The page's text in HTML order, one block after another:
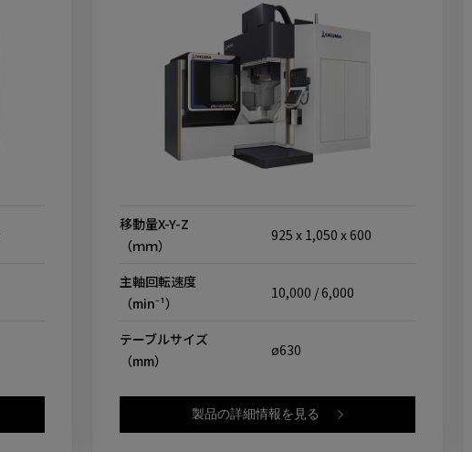
移動量X-Y-Z
（ｍｍ）
925 x 1,050 x 600
主軸回転速度
（min⁻¹）
10,000 / 6,000
テーブルサイズ
（mm）
ø630
製品の詳細情報を見る